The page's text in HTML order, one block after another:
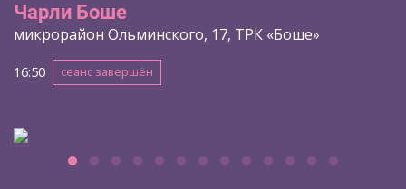
Чарли Боше
микрорайон Ольминского, 17, ТРК «Боше»
16:50 сеанс завершён